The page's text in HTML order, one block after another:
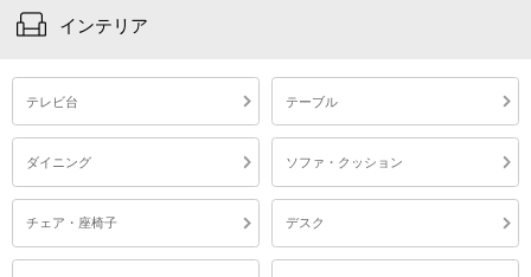
インテリア
テレビ台 テーブル
ダイニング ソファ・クッション
チェア・座椅子 デスク